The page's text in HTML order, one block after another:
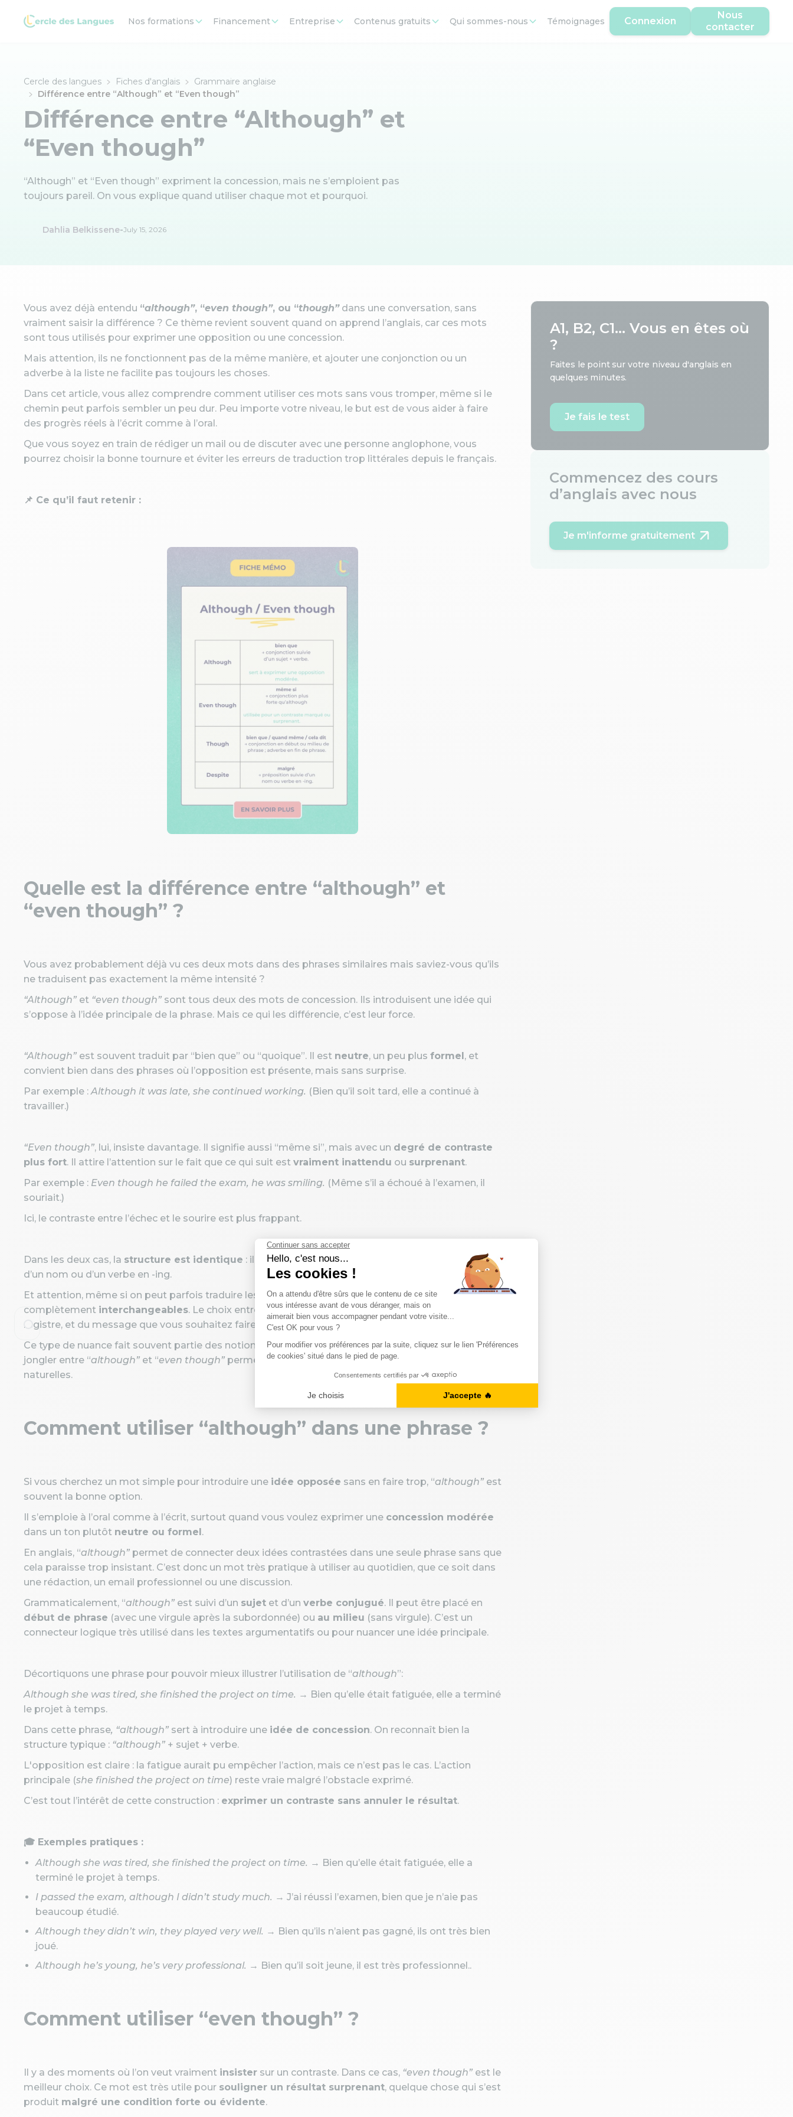
Nos formations Financement Entreprise Contenus gratuits Qui sommes-nous Témoignages Connexion
Nous
contacter
Cercle des langues Fiches d'anglais
Grammaire anglaise
Différence entre “Although” et “Even though”
Différence entre “Although” et
“Even though”
“Although” et “Even though” expriment la concession, mais ne s’emploient pas
toujours pareil. On vous explique quand utiliser chaque mot et pourquoi.
Dahlia Belkissene-July 15, 2026
Vous avez déjà entendu “although”, “even though”, ou “though”dans une conversation, sans
vraiment saisir la différence ? Ce thème revient souvent quand on apprend l’anglais, car ces mots
sont tous utilisés pour exprimer une opposition ou une concession.
Mais attention, ils ne fonctionnent pas de la même manière, et ajouter une conjonction ou un
adverbe à la liste ne facilite pas toujours les choses.
Dans cet article, vous allez comprendre comment utiliser ces mots sans vous tromper, même si le
chemin peut parfois sembler un peu dur. Peu importe votre niveau, le but est de vous aider à faire
des progrès réels à l’écrit comme à l’oral.
Que vous soyez en train de rédiger un mail ou de discuter avec une personne anglophone, vous
pourrez choisir la bonne tournure et éviter les erreurs de traduction trop littérales depuis le français.
📌 Ce qu’il faut retenir :
Quelle est la différence entre “although” et
“even though” ?
Vous avez probablement déjà vu ces deux mots dans des phrases similaires mais saviez-vous qu’ils
ne traduisent pas exactement la même intensité ?
“Although” et “even though” sont tous deux des mots de concession. Ils introduisent une idée qui
s’oppose à l’idée principale de la phrase. Mais ce qui les différencie, c’est leur force.
“Although” est souvent traduit par “bien que” ou “quoique”. Il est neutre, un peu plus formel, et
convient bien dans des phrases où l’opposition est présente, mais sans surprise.
Par exemple :Although it was late, she continued working. (Bien qu’il soit tard, elle a continué à
travailler.)
“Even though”, lui, insiste davantage. Il signifie aussi “même si”, mais avec un degré de contraste
plus fort. Il attire l’attention sur le fait que ce qui suit est vraiment inattendu ou surprenant.
Par exemple : Even though he failed the exam, he was smiling. (Même s’il a échoué à l’examen, il
souriait.)
Ici, le contraste entre l’échec et le sourire est plus frappant.
Dans les deux cas, la structure est identique : ils sont suivis d’unsujet + verbe conjugué
, jamais
d’un nom ou d’un verbe en -ing.
Et attention, même si on peut parfois traduire les deux par “même si” en français, ils ne sont pas
complètement interchangeables. Le choix entre les deux dépend vraiment du contexte, du
registre, et du message que vous souhaitez faire passer.
Ce type de nuance fait souvent partie des notions approfondies enformation d’anglais , car savoir
jongler entre “although” et “even though” permet de construire des phrases plus justes et plus
naturelles.
Comment utiliser “although” dans une phrase ?
Si vous cherchez un mot simple pour introduire une idée opposée sans en faire trop, “although” est
souvent la bonne option.
Il s’emploie à l’oral comme à l’écrit, surtout quand vous voulez exprimer une concession modérée
dans un ton plutôt neutre ou formel.
En anglais, “although” permet de connecter deux idées contrastées dans une seule phrase sans que
cela paraisse trop insistant. C’est donc un mot très pratique à utiliser au quotidien, que ce soit dans
une rédaction, un email professionnel ou une discussion.
Grammaticalement, “although” est suivi d’un sujet et d’un verbe conjugué. Il peut être placé en
début de phrase (avec une virgule après la subordonnée) ou au milieu (sans virgule). C’est un
connecteur logique très utilisé dans les textes argumentatifs ou pour nuancer une idée principale.
Décortiquons une phrase pour pouvoir mieux illustrer l’utilisation de “although”:
Although she was tired, she finished the project on time. → Bien qu’elle était fatiguée, elle a terminé
le projet à temps.
Dans cette phrase, “although” sert à introduire une idée de concession. On reconnaît bien la
structure typique : “although” + sujet + verbe.
L'opposition est claire : la fatigue aurait pu empêcher l’action, mais ce n’est pas le cas. L’action
principale (she finished the project on time) reste vraie malgré l’obstacle exprimé.
C’est tout l’intérêt de cette construction : exprimer un contraste sans annuler le résultat.
🎓 Exemples pratiques :
Although she was tired, she finished the project on time. → Bien qu’elle était fatiguée, elle a
terminé le projet à temps.
I passed the exam, although I didn’t study much. → J’ai réussi l’examen, bien que je n’aie pas
beaucoup étudié.
Although they didn’t win, they played very well. → Bien qu’ils n’aient pas gagné, ils ont très bien
joué.
Although he’s young, he’s very professional. → Bien qu’il soit jeune, il est très professionnel..
Comment utiliser “even though” ?
Il y a des moments où l’on veut vraiment insister sur un contraste. Dans ce cas, “even though” est le
meilleur choix. Ce mot est très utile pour souligner un résultat surprenant, quelque chose qui s’est
produit malgré une condition forte ou évidente.
A1, B2, C1... Vous en êtes où
?
Faites le point sur votre niveau d'anglais en
quelques minutes.
Je fais le test
Commencez des cours
d’anglais avec nous
Je m'informe gratuitement